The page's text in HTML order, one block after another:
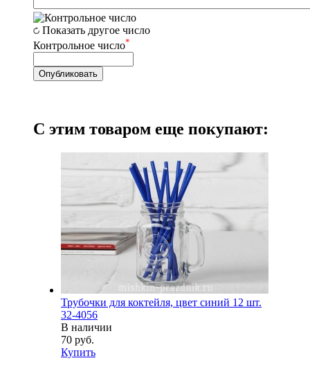
Показать другое число
Контрольное число*
С этим товаром еще покупают:
Трубочки для коктейля, цвет синий 12 шт.
32-4056
В наличии
70 руб.
Купить